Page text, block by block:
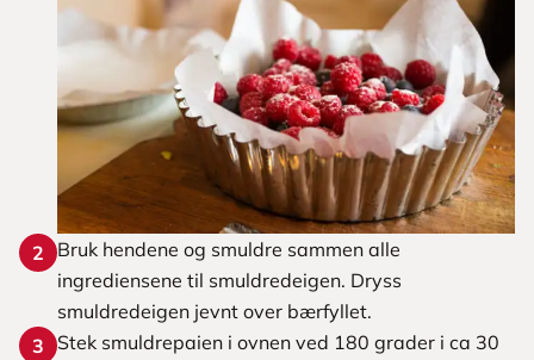
2
Bruk hendene og smuldre sammen alle
ingrediensene til smuldredeigen. Dryss
smuldredeigen jevnt over bærfyllet.
3
Stek smuldrepaien i ovnen ved 180 grader i ca 30